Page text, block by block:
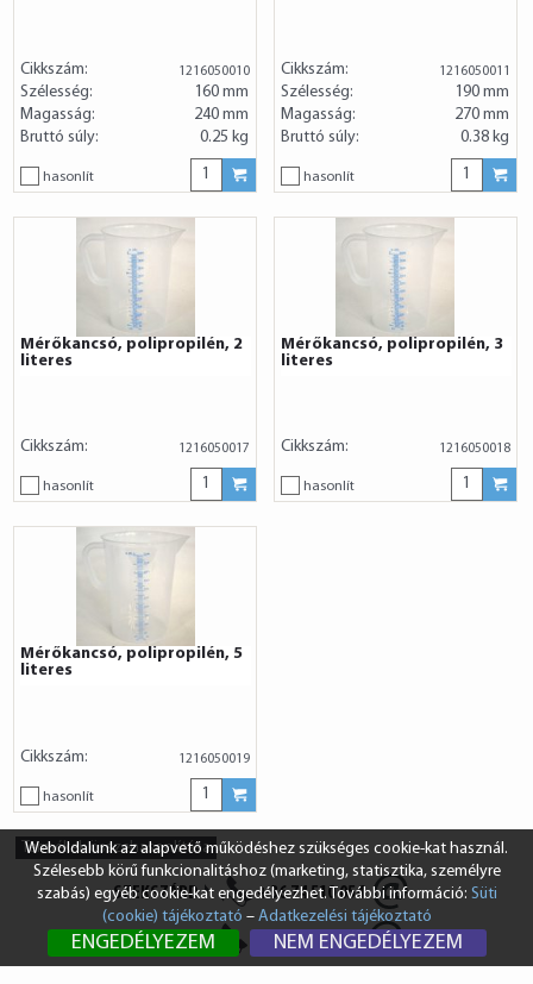
SZEKSZÁRD +36 74 510 054
info@vendi.hu
BUDAPEST +36 1 431 8687
Cikkszám: 1216050010
Szélesség:
160 mm
Magasság:
240 mm
Bruttó súly:
0.25 kg
hasonlít
Cikkszám: 1216050011
Szélesség:
190 mm
Magasság:
270 mm
Bruttó súly:
0.38 kg
hasonlít
Mérőkancsó, polipropilén, 2
literes
Cikkszám: 1216050017
hasonlít
Mérőkancsó, polipropilén, 3
literes
Cikkszám: 1216050018
hasonlít
Mérőkancsó, polipropilén, 5
literes
Cikkszám: 1216050019
hasonlít
Termékek összehasonlítása
Weboldalunk az alapvető működéshez szükséges cookie-kat használ.
Szélesebb körű funkcionalitáshoz (marketing, statisztika, személyre
szabás) egyéb cookie-kat engedélyezhet. További információ: Süti
(cookie) tájékoztató – Adatkezelési tájékoztató
ENGEDÉLYEZEM NEM ENGEDÉLYEZEM